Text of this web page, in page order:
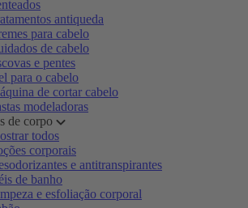
antiqueda
para cabelo
de cabelo
e pentes
para o cabelo
de cortar cabelo
modeladoras
de corpo
todos
corporais
e antitranspirantes
de banho
e esfoliação corporal